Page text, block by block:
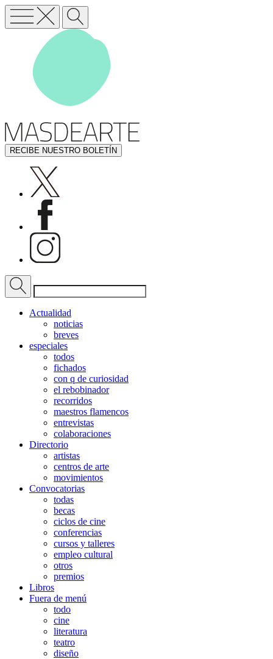
RECIBE NUESTRO BOLETÍN
Actualidad
noticias
breves
especiales
todos
fichados
con q de curiosidad
el rebobinador
recorridos
maestros flamencos
entrevistas
colaboraciones
Directorio
artistas
centros de arte
movimientos
Convocatorias
todas
becas
ciclos de cine
conferencias
cursos y talleres
empleo cultural
otros
premios
Libros
Fuera de menú
todo
cine
literatura
teatro
diseño